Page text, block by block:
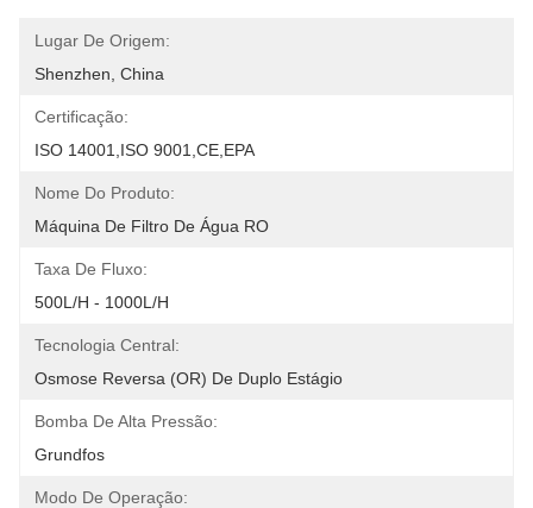
Lugar De Origem:
Shenzhen, China
Certificação:
ISO 14001,ISO 9001,CE,EPA
Nome Do Produto:
Máquina De Filtro De Água RO
Taxa De Fluxo:
500L/H - 1000L/H
Tecnologia Central:
Osmose Reversa (OR) De Duplo Estágio
Bomba De Alta Pressão:
Grundfos
Modo De Operação: